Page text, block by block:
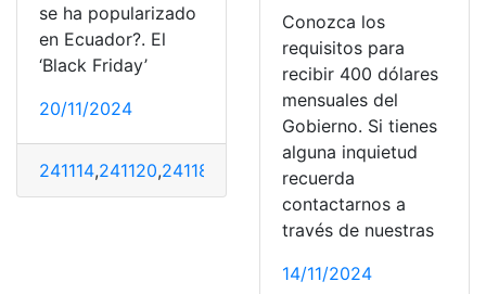
se ha popularizado
en Ecuador?. El
‘Black Friday’
20/11/2024
241114,241120,24118 Cuándo,Ecuador
Conozca los
requisitos para
recibir 400 dólares
mensuales del
Gobierno. Si tienes
alguna inquietud
recuerda
contactarnos a
través de nuestras
14/11/2024